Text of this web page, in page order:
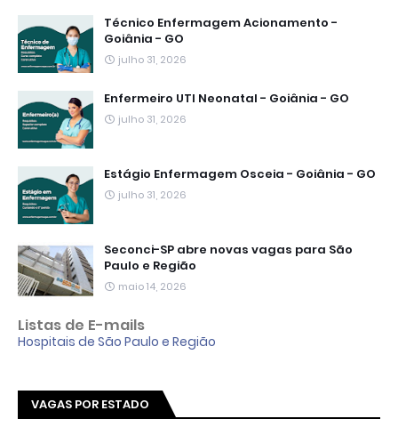
Técnico Enfermagem Acionamento -
Goiânia - GO
julho 31, 2026
Enfermeiro UTI Neonatal - Goiânia - GO
julho 31, 2026
Estágio Enfermagem Osceia - Goiânia - GO
julho 31, 2026
Seconci-SP abre novas vagas para São
Paulo e Região
maio 14, 2026
Listas de E-mails
Hospitais de São Paulo e Região
VAGAS POR ESTADO